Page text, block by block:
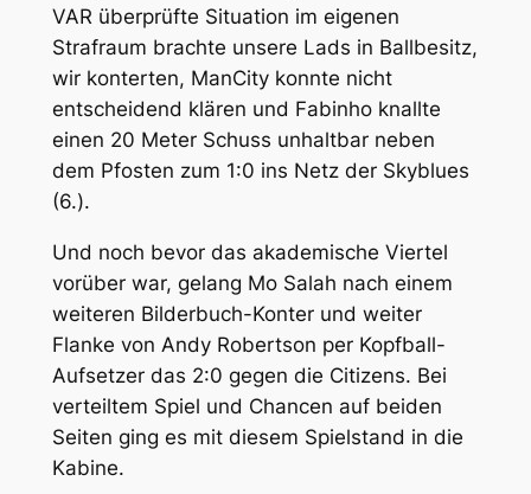
VAR überprüfte Situation im eigenen
Strafraum brachte unsere Lads in Ballbesitz,
wir konterten, ManCity konnte nicht
entscheidend klären und Fabinho knallte
einen 20 Meter Schuss unhaltbar neben
dem Pfosten zum 1:0 ins Netz der Skyblues
(6.).
Und noch bevor das akademische Viertel
vorüber war, gelang Mo Salah nach einem
weiteren Bilderbuch-Konter und weiter
Flanke von Andy Robertson per Kopfball-
Aufsetzer das 2:0 gegen die Citizens. Bei
verteiltem Spiel und Chancen auf beiden
Seiten ging es mit diesem Spielstand in die
Kabine.